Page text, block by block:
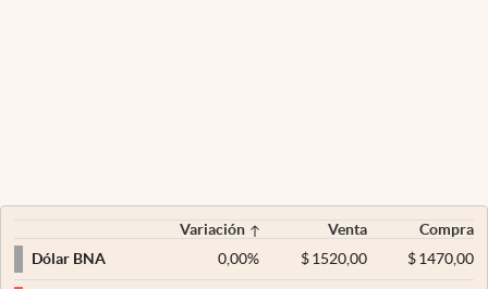
Variación Venta
Compra
Dólar BNA
0,00% $ 1520,00 $1470,00